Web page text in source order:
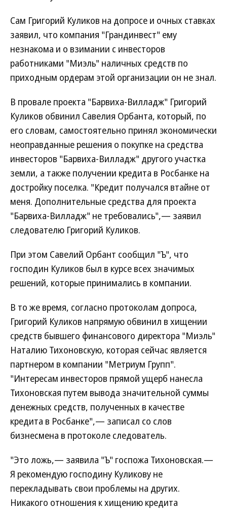
Сам Григорий Куликов на допросе и очных ставках
заявил, что компания "Грандинвест" ему
незнакома и о взимании с инвесторов
работниками "Миэль" наличных средств по
приходным ордерам этой организации он не знал.
В провале проекта "Барвиха-Вилладж" Григорий
Куликов обвинил Савелия Орбанта, который, по
его словам, самостоятельно принял экономически
неоправданные решения о покупке на средства
инвесторов "Барвиха-Вилладж" другого участка
земли, а также получении кредита в Росбанке на
достройку поселка. "Кредит получался втайне от
меня. Дополнительные средства для проекта
"Барвиха-Вилладж" не требовались",— заявил
следователю Григорий Куликов.
При этом Савелий Орбант сообщил "Ъ", что
господин Куликов был в курсе всех значимых
решений, которые принимались в компании.
В то же время, согласно протоколам допроса,
Григорий Куликов напрямую обвинил в хищении
средств бывшего финансового директора "Миэль"
Наталию Тихоновскую, которая сейчас является
партнером в компании "Метриум Групп".
"Интересам инвесторов прямой ущерб нанесла
Тихоновская путем вывода значительной суммы
денежных средств, полученных в качестве
кредита в Росбанке",— записал со слов
бизнесмена в протоколе следователь.
"Это ложь,— заявила "Ъ" госпожа Тихоновская.—
Я рекомендую господину Куликову не
перекладывать свои проблемы на других.
Никакого отношения к хищению кредита